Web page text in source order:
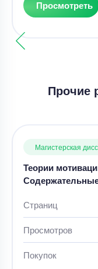
Просмотреть
Прочие
Магистерская
Теории
Страниц
Просмотров
Покупок